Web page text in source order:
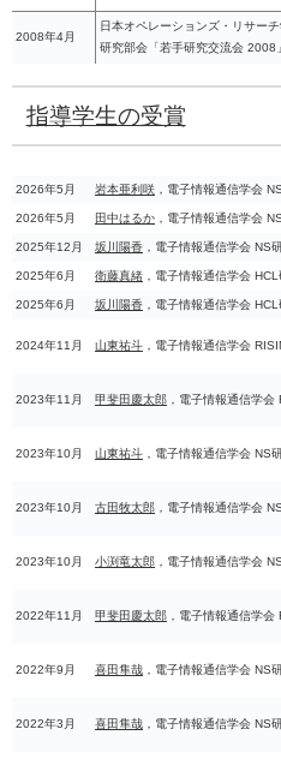
2008年4月
日本オペレーションズ・リサー
研究部会「若手研究交流会 2008
指導学生の受賞
2026年5月 岩本亜利咲 ，電子情報通信学会
2026年5月 田中はるか ，電子情報通信学会
2025年12月 坂川陽香 ，電子情報通信学会 NS
2025年6月 衛藤真緒 ，電子情報通信学会
2025年6月 坂川陽香 ，電子情報通信学会
2024年11月 山東祐斗 ，電子情報通信学会
2023年11月 甲斐田慶太郎 ，電子情報通信学
2023年10月 山東祐斗 ，電子情報通信学会 NS
2023年10月 古田牧太郎 ，電子情報通信学会
2023年10月 小渕竜太郎 ，電子情報通信学会
2022年11月 甲斐田慶太郎 ，電子情報通信学
2022年9月 喜田隼哉 ，電子情報通信学会 NS
2022年3月 喜田隼哉 ，電子情報通信学会 NS